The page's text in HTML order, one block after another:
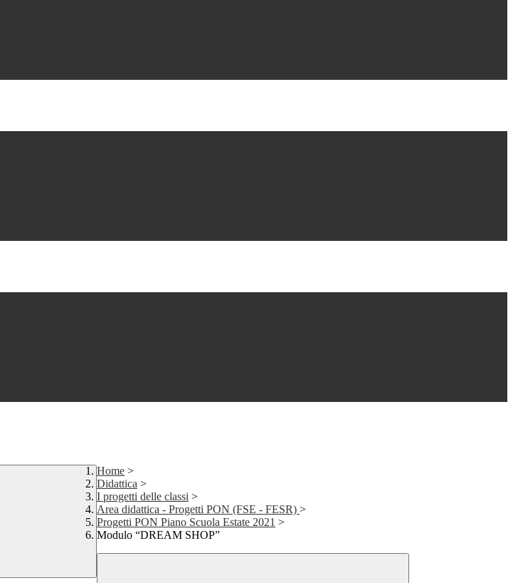
Home >
Didattica >
I progetti delle classi >
Area didattica - Progetti PON (FSE - FESR) >
Progetti PON Piano Scuola Estate 2021 >
Modulo “DREAM SHOP”